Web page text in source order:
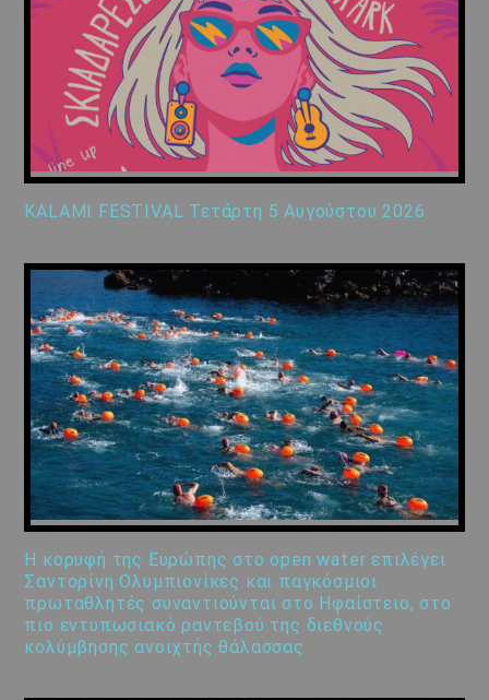
KALAMI FESTIVAL Τετάρτη 5 Αυγούστου 2026
Η κορυφή της Ευρώπης στο open water επιλέγει
Σαντορίνη Ολυμπιονίκες και παγκόσμιοι
πρωταθλητές συναντιούνται στο Ηφαίστειο, στο
πιο εντυπωσιακό ραντεβού της διεθνούς
κολύμβησης ανοιχτής θάλασσας